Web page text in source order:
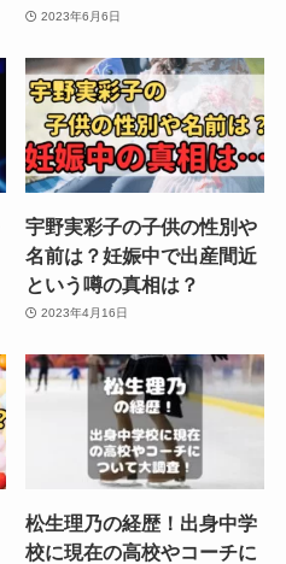
2023年6月6日
宇野実彩子の子供の性別や
名前は？妊娠中で出産間近
という噂の真相は？
2023年4月16日
松生理乃の経歴！出身中学
校に現在の高校やコーチに